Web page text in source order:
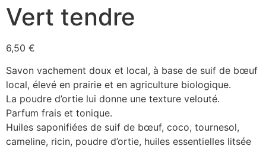
Vert tendre
6,50 €
Savon vachement doux et local, à base de suif de bœuf
local, élevé en prairie et en agriculture biologique.
La poudre d’ortie lui donne une texture velouté.
Parfum frais et tonique.
Huiles saponifiées de suif de bœuf, coco, tournesol,
cameline, ricin, poudre d’ortie, huiles essentielles litsée